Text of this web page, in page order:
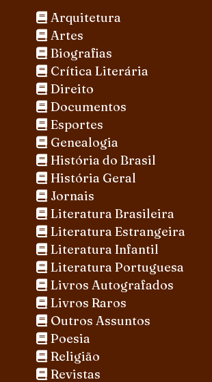
Arquitetura
Artes
Biografias
Crítica Literária
Direito
Documentos
Esportes
Genealogia
História do Brasil
História Geral
Jornais
Literatura Brasileira
Literatura Estrangeira
Literatura Infantil
Literatura Portuguesa
Livros Autografados
Livros Raros
Outros Assuntos
Poesia
Religião
Revistas